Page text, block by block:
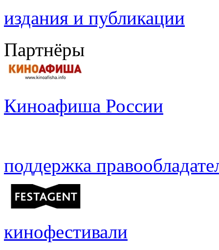
издания и публикации
Партнёры
Киноафиша России
поддержка
кинофестивали